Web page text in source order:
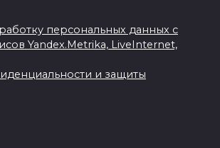
персональных данных с
Yandex.Metrika, LiveInternet,
и защиты